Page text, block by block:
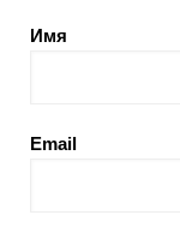
Имя
Email